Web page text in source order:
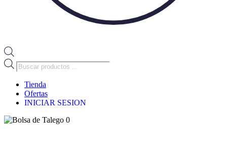
Búsqueda
de
productos
Tienda
Ofertas
INICIAR SESION
0